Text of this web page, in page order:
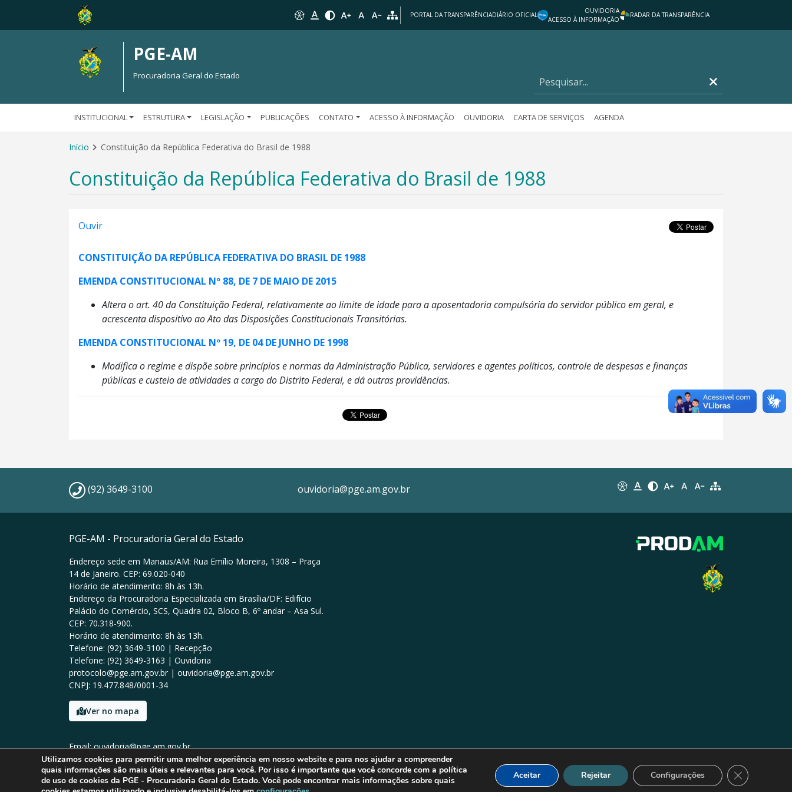
PORTAL DA TRANSPARÊNCIADIÁRIO OFICIAL
OUVIDORIA
ACESSO À INFORMAÇÃO
RADAR DA TRANSPARÊNCIA
PGE-AM
Procuradoria Geral do Estado
INSTITUCIONAL ESTRUTURA LEGISLAÇÃO PUBLICAÇÕES CONTATO ACESSO À INFORMAÇÃO OUVIDORIA CARTA DE SERVIÇOS AGENDA
Início Constituição da República Federativa do Brasil de 1988
Constituição da República Federativa do Brasil de 1988
Ouvir
CONSTITUIÇÃO DA REPÚBLICA FEDERATIVA DO BRASIL DE 1988
EMENDA CONSTITUCIONAL Nº 88, DE 7 DE MAIO DE 2015
Altera o art. 40 da Constituição Federal, relativamente ao limite de idade para a aposentadoria compulsória do servidor público em geral, e
acrescenta dispositivo ao Ato das Disposições Constitucionais Transitórias.
EMENDA CONSTITUCIONAL Nº 19, DE 04 DE JUNHO DE 1998
Modifica o regime e dispõe sobre princípios e normas da Administração Pública, servidores e agentes políticos, controle de despesas e finanças
públicas e custeio de atividades a cargo do Distrito Federal, e dá outras providências.
(92) 3649-3100 ouvidoria@pge.am.gov.br
PGE-AM - Procuradoria Geral do Estado
Endereço sede em Manaus/AM: Rua Emílio Moreira, 1308 – Praça
14 de Janeiro. CEP: 69.020-040
Horário de atendimento: 8h às 13h.
Endereço da Procuradoria Especializada em Brasília/DF: Edifício
Palácio do Comércio, SCS, Quadra 02, Bloco B, 6º andar – Asa Sul.
CEP: 70.318-900.
Horário de atendimento: 8h às 13h.
Telefone: (92) 3649-3100 | Recepção
Telefone: (92) 3649-3163 | Ouvidoria
protocolo@pge.am.gov.br | ouvidoria@pge.am.gov.br
CNPJ: 19.477.848/0001-34
Ver no mapa
Email: ouvidoria@pge.am.gov.br
Tel: (92) 3649-3100
Utilizamos cookies para permitir uma melhor experiência em nosso website e para nos ajudar a compreender
quais informações são mais úteis e relevantes para você. Por isso é importante que você concorde com a política
de uso de cookies da PGE - Procuradoria Geral do Estado. Você pode encontrar mais informações sobre quais
Aceitar Rejeitar Configurações Close GDPR